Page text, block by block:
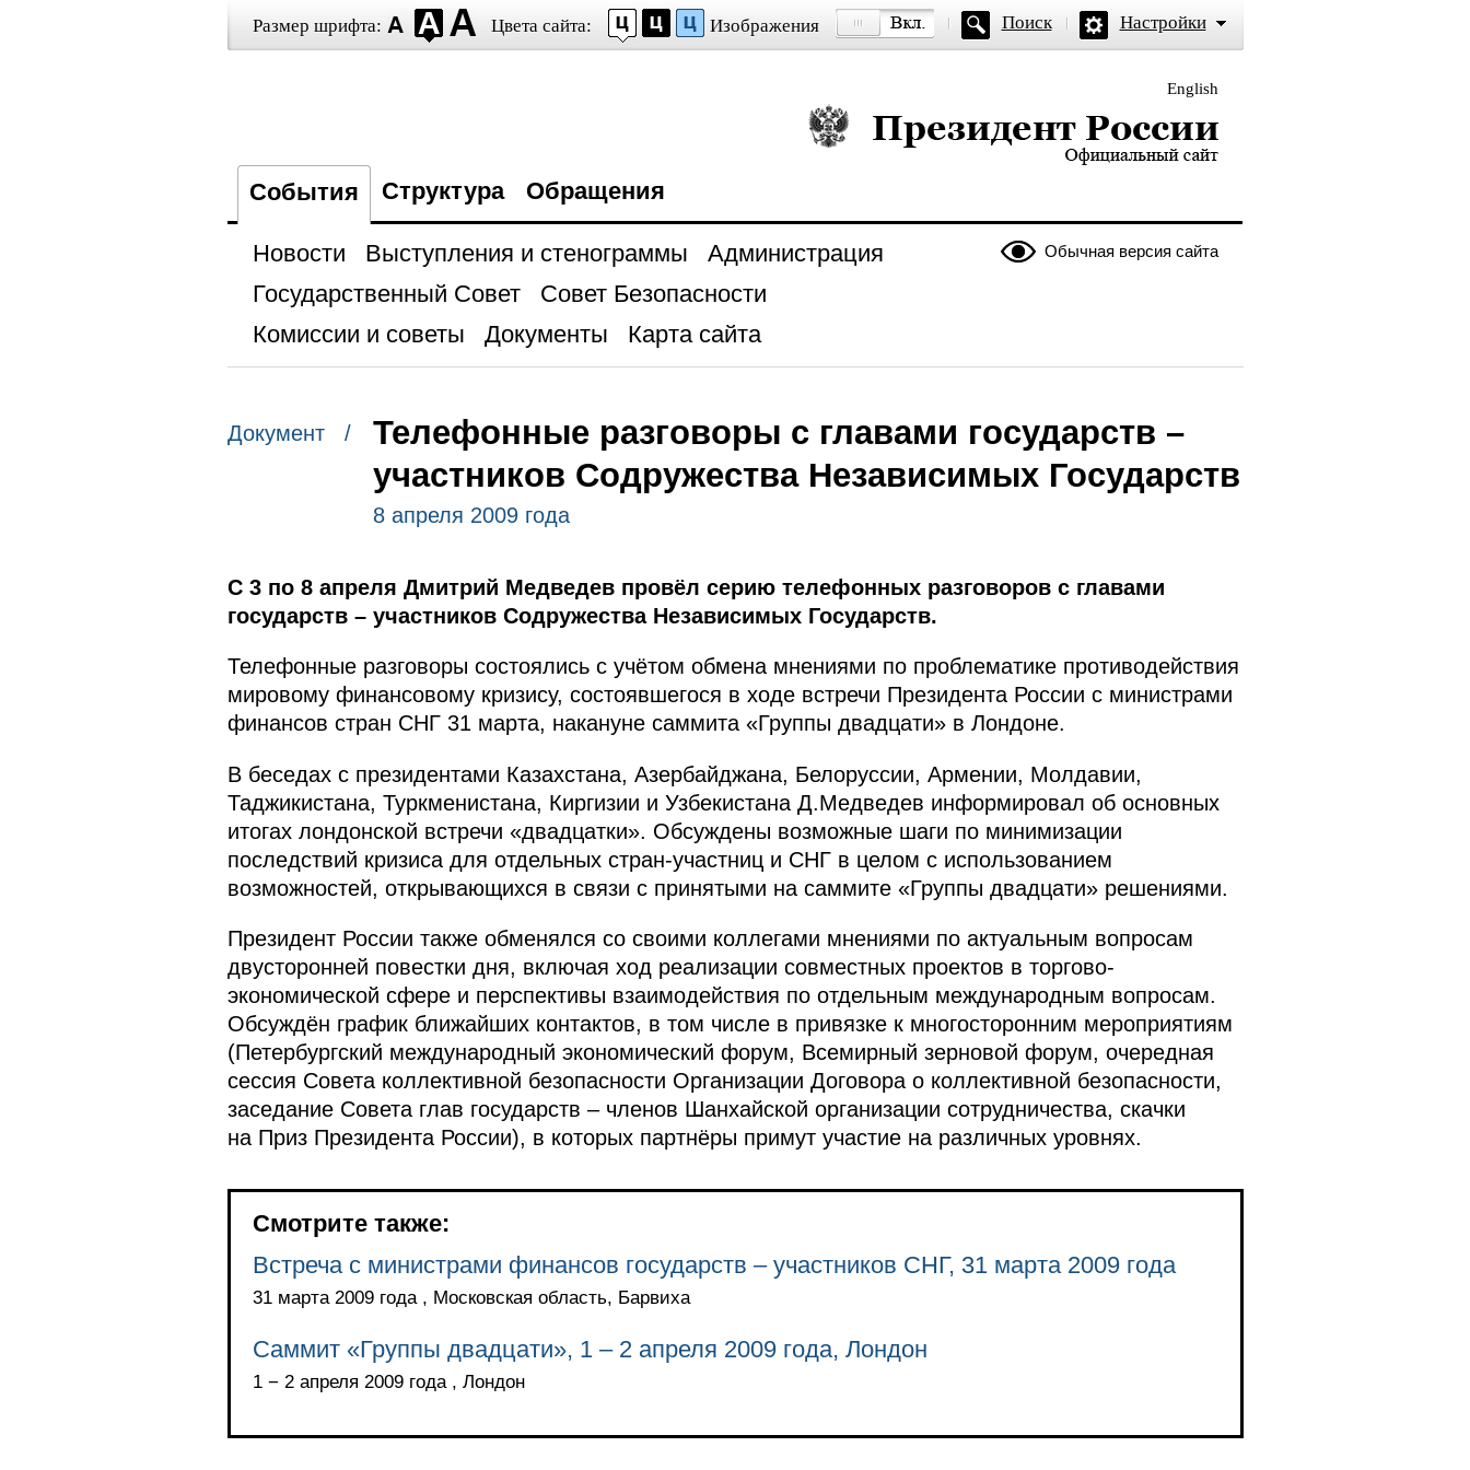
Размер шрифта: Цвета сайта: Изображения Поиск Настройки
English
Президент России — официальный сайт
События Структура Обращения
Обычная версия сайта
Новости Выступления и стенограммы
Администрация
Государственный Совет
Совет Безопасности
Комиссии и советы
Документы Карта сайта
Документ /
Телефонные разговоры с главами государств –
участников Содружества Независимых Государств
8 апреля 2009 года
С 3 по 8 апреля Дмитрий Медведев провёл серию телефонных разговоров с главами
государств – участников Содружества Независимых Государств.
Телефонные разговоры состоялись с учётом обмена мнениями по проблематике противодействия
мировому финансовому кризису, состоявшегося в ходе встречи Президента России с министрами
финансов стран СНГ 31 марта, накануне саммита «Группы двадцати» в Лондоне.
В беседах с президентами Казахстана, Азербайджана, Белоруссии, Армении, Молдавии,
Таджикистана, Туркменистана, Киргизии и Узбекистана Д.Медведев информировал об основных
итогах лондонской встречи «двадцатки». Обсуждены возможные шаги по минимизации
последствий кризиса для отдельных стран-участниц и СНГ в целом с использованием
возможностей, открывающихся в связи с принятыми на саммите «Группы двадцати» решениями.
Президент России также обменялся со своими коллегами мнениями по актуальным вопросам
двусторонней повестки дня, включая ход реализации совместных проектов в торгово-
экономической сфере и перспективы взаимодействия по отдельным международным вопросам.
Обсуждён график ближайших контактов, в том числе в привязке к многосторонним мероприятиям
(Петербургский международный экономический форум, Всемирный зерновой форум, очередная
сессия Совета коллективной безопасности Организации Договора о коллективной безопасности,
заседание Совета глав государств – членов Шанхайской организации сотрудничества, скачки
на Приз Президента России), в которых партнёры примут участие на различных уровнях.
Смотрите также:
Встреча с министрами финансов государств – участников СНГ, 31 марта 2009 года
31 марта 2009 года , Московская область, Барвиха
Саммит «Группы двадцати», 1 – 2 апреля 2009 года, Лондон
1 − 2 апреля 2009 года , Лондон